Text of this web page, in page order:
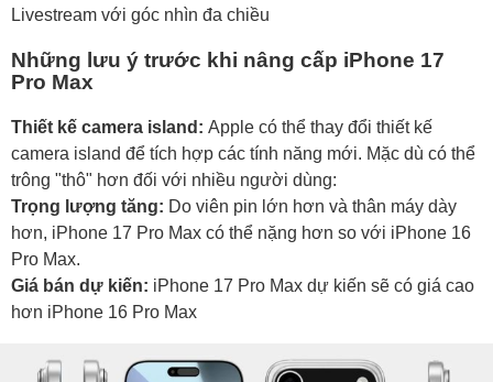
Livestream với góc nhìn đa chiều
Những lưu ý trước khi nâng cấp iPhone 17
Pro Max
Thiết kế camera island: Apple có thể thay đổi thiết kế
camera island để tích hợp các tính năng mới. Mặc dù có thể
trông "thô" hơn đối với nhiều người dùng:
Trọng lượng tăng: Do viên pin lớn hơn và thân máy dày
hơn, iPhone 17 Pro Max có thể nặng hơn so với iPhone 16
Pro Max.
Giá bán dự kiến: iPhone 17 Pro Max dự kiến sẽ có giá cao
hơn iPhone 16 Pro Max